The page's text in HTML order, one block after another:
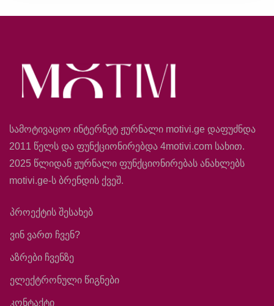
სამოტივაციო ინტერნეტ ჟურნალი motivi.ge დაფუძნდა
2011 წელს და ფუნქციონირებდა 4motivi.com სახით.
2025 წლიდან ჟურნალი ფუნქციონირებას ანახლებს
motivi.ge-ს ბრენდის ქვეშ.
პროექტის შესახებ
ვინ ვართ ჩვენ?
აზრები ჩვენზე
ელექტრონული წიგნები
კონტაქტი